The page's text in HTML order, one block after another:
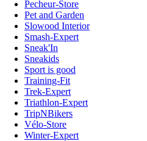
Pecheur-Store
Pet and Garden
Slowood Interior
Smash-Expert
Sneak'In
Sneakids
Sport is good
Training-Fit
Trek-Expert
Triathlon-Expert
TripNBikers
Vélo-Store
Winter-Expert